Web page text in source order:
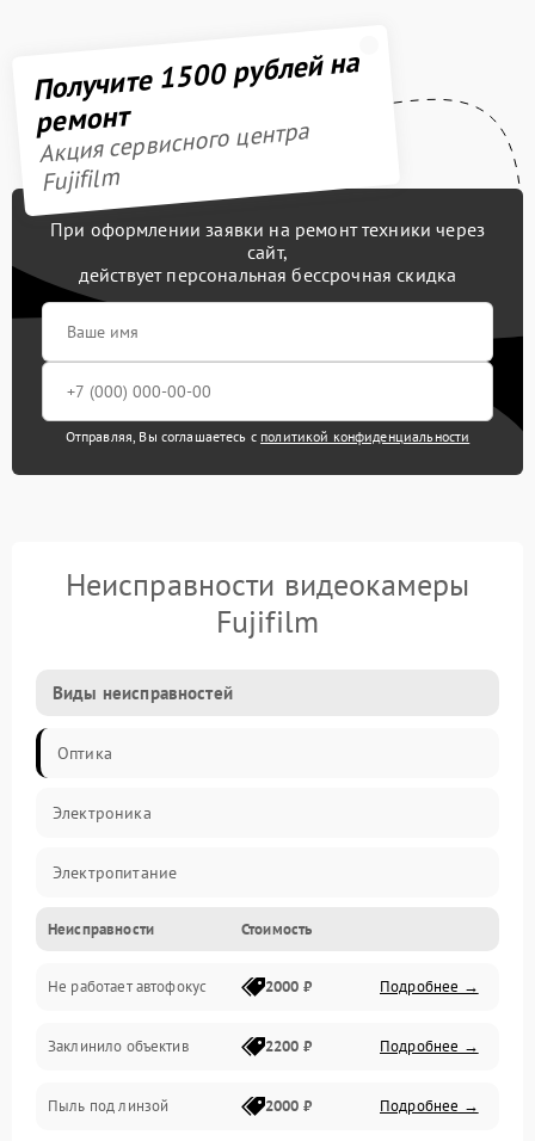
Получите 1500 рублей на
ремонт
Акция сервисного центра
Fujifilm
При оформлении заявки на ремонт техники через
сайт,
действует персональная бессрочная скидка
Отправляя, Вы соглашаетесь с политикой конфиденциальности
Неисправности видеокамеры
Fujifilm
Виды неисправностей
Оптика
Электроника
Электропитание
Видео
Хранение данных
Программное обеспечение
Механические повреждения
Неисправности Стоимость
Не работает автофокус 2000 ₽ Подробнее →
Заклинило объектив 2200 ₽ Подробнее →
Пыль под линзой 2000 ₽ Подробнее →